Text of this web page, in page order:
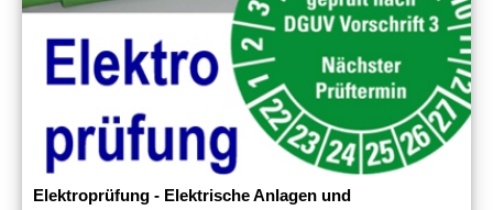
Elektroprüfung - Elektrische Anlagen und